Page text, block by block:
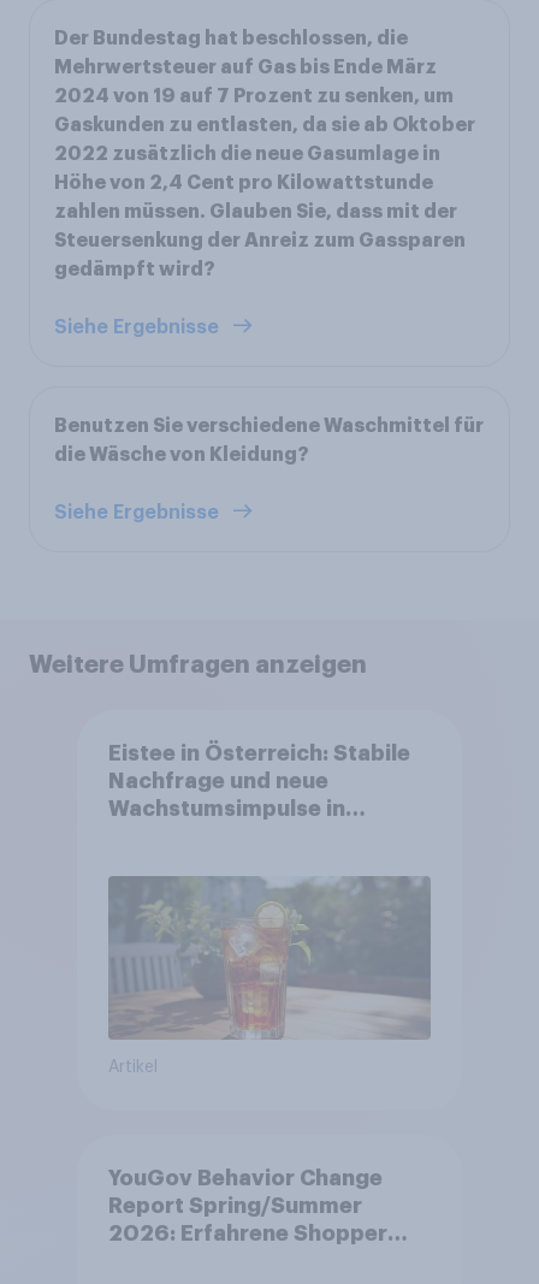
Der Bundestag hat beschlossen, die
Mehrwertsteuer auf Gas bis Ende März
2024 von 19 auf 7 Prozent zu senken, um
Gaskunden zu entlasten, da sie ab Oktober
2022 zusätzlich die neue Gasumlage in
Höhe von 2,4 Cent pro Kilowattstunde
zahlen müssen. Glauben Sie, dass mit der
Steuersenkung der Anreiz zum Gassparen
gedämpft wird?
Siehe Ergebnisse
Benutzen Sie verschiedene Waschmittel für
die Wäsche von Kleidung?
Siehe Ergebnisse
Weitere Umfragen anzeigen
Eistee in Österreich: Stabile
Nachfrage und neue
Wachstumsimpulse in
Artikel
YouGov Behavior Change
Report Spring/Summer
2026: Erfahrene Shopper